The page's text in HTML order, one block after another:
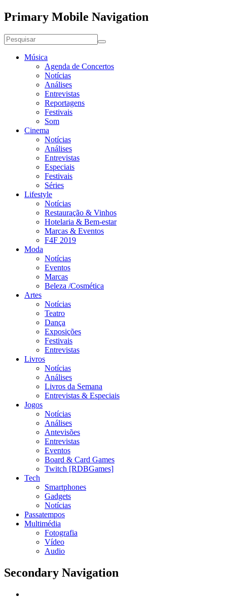
Primary Mobile Navigation
Música
Agenda de Concertos
Notícias
Análises
Entrevistas
Reportagens
Festivais
Som
Cinema
Notícias
Análises
Entrevistas
Especiais
Festivais
Séries
Lifestyle
Notícias
Restauração & Vinhos
Hotelaria & Bem-estar
Marcas & Eventos
F4F 2019
Moda
Notícias
Eventos
Marcas
Beleza /Cosmética
Artes
Notícias
Teatro
Dança
Exposições
Festivais
Entrevistas
Livros
Notícias
Análises
Livros da Semana
Entrevistas & Especiais
Jogos
Notícias
Análises
Antevisões
Entrevistas
Eventos
Board & Card Games
Twitch [RDBGames]
Tech
Smartphones
Gadgets
Notícias
Passatempos
Multimédia
Fotografia
Vídeo
Audio
Secondary Navigation